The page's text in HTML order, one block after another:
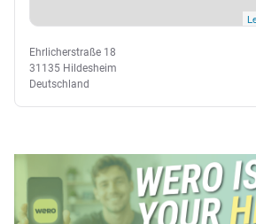
Ehrlicherstraße 18
31135 Hildesheim
Deutschland